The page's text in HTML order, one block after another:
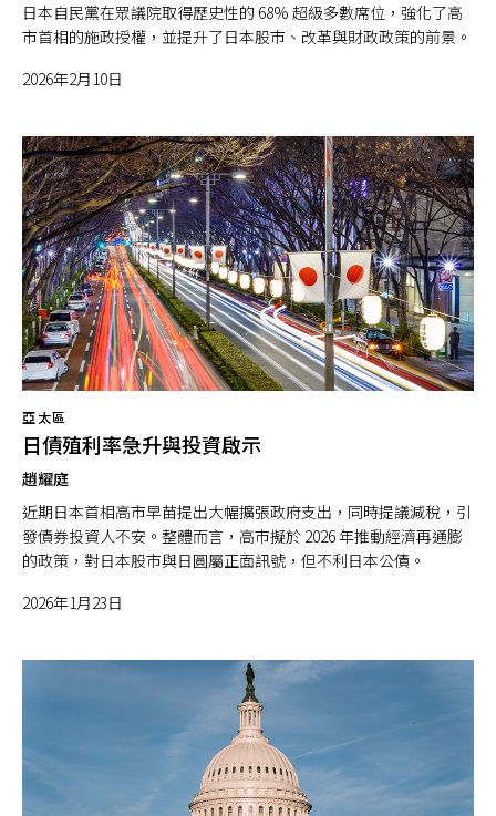
日本自民黨在眾議院取得歷史性的 68% 超級多數席位，強化了高
市首相的施政授權，並提升了日本股市、改革與財政政策的前景。
2026年2月10日
亞太區
日債殖利率急升與投資啟示
趙耀庭
近期日本首相高市早苗提出大幅擴張政府支出，同時提議減稅，引
發債券投資人不安。整體而言，高市擬於 2026 年推動經濟再通膨
的政策，對日本股市與日圓屬正面訊號，但不利日本公債。
2026年1月23日